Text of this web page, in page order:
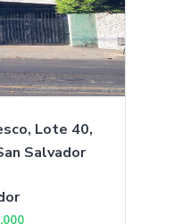
Lote 40,
Salvador